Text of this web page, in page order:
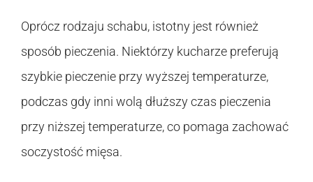
Oprócz rodzaju schabu, istotny jest również
sposób pieczenia. Niektórzy kucharze preferują
szybkie pieczenie przy wyższej temperaturze,
podczas gdy inni wolą dłuższy czas pieczenia
przy niższej temperaturze, co pomaga zachować
soczystość mięsa.